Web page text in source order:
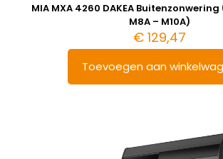
MIA MXA 4260 DAKEA Buitenzonwering
M8A – M10A)
€ 129,47
Toevoegen aan